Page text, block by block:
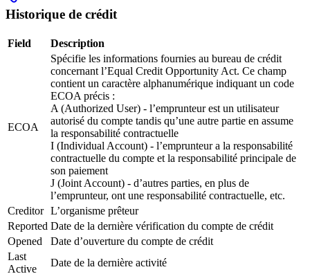
Historique de crédit
Field Description
ECOA
Spécifie les informations fournies au bureau de crédit
concernant l’Equal Credit Opportunity Act. Ce champ
contient un caractère alphanumérique indiquant un code
ECOA précis :
A (Authorized User) - l’emprunteur est un utilisateur
autorisé du compte tandis qu’une autre partie en assume
la responsabilité contractuelle
I (Individual Account) - l’emprunteur a la responsabilité
contractuelle du compte et la responsabilité principale de
son paiement
J (Joint Account) - d’autres parties, en plus de
l’emprunteur, ont une responsabilité contractuelle, etc.
Creditor L’organisme prêteur
Reported Date de la dernière vérification du compte de crédit
Opened
Date d’ouverture du compte de crédit
Last
Active
Date de la dernière activité